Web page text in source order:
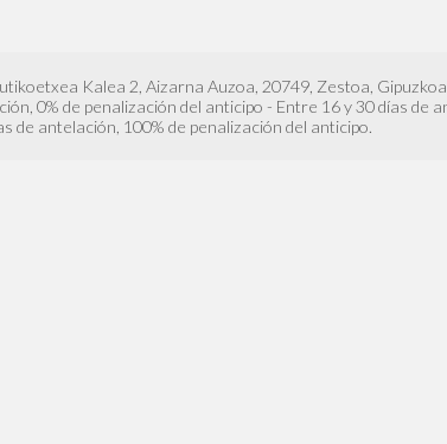
Kalea 2, Aizarna Auzoa, 20749, Zestoa,
0% de penalización del anticipo - Entre 16 y 30 días de
de antelación, 100% de penalización del anticipo.